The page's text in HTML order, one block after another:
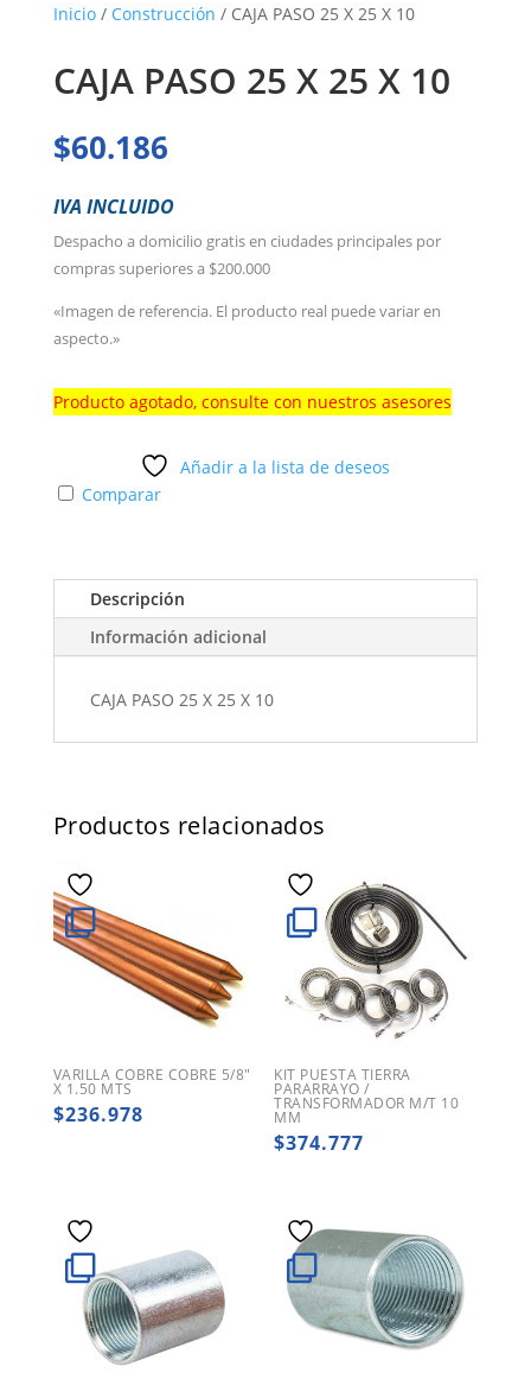
Inicio/ Construcción / CAJA PASO 25 X 25 X 10
CAJA PASO 25 X 25 X 10
$60.186
IVA INCLUIDO
Despacho a domicilio gratis en ciudades principales por
compras superiores a $200.000
«Imagen de referencia. El producto real puede variar en
aspecto.»
Producto agotado, consulte con nuestros asesores
Añadir a la lista de deseos
Comparar
Descripción
Información adicional
CAJA PASO 25 X 25 X 10
Productos relacionados
VARILLA COBRE COBRE 5/8″
X 1.50 MTS
$236.978
KIT PUESTA TIERRA
PARARRAYO /
TRANSFORMADOR M/T 10
MM
$374.777